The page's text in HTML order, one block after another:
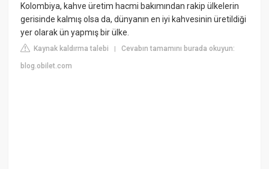
Kolombiya, kahve üretim hacmi bakımından rakip ülkelerin
gerisinde kalmış olsa da, dünyanın en iyi kahvesinin üretildiği
yer olarak ün yapmış bir ülke.
Kaynak kaldırma talebi |Cevabın tamamını burada okuyun:
blog.obilet.com